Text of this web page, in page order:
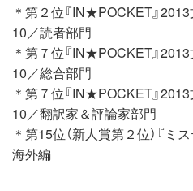
＊第２位『IN★POCKET』
10／読者部門
＊第７位『IN★POCKET』
10／総合部門
＊第７位『IN★POCKET』
10／翻訳家＆評論家部門
＊第15位（新人賞第２位）『ミ
海外編